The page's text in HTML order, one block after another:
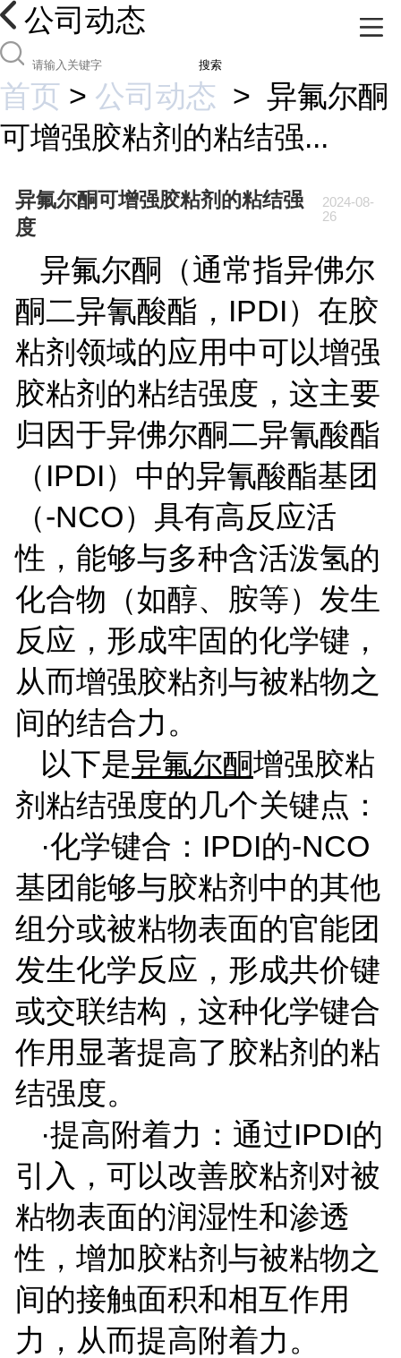
公司动态
搜索
首页 > 公司动态 > 异氟尔酮
可增强胶粘剂的粘结强...
异氟尔酮可增强胶粘剂的粘结强
度
2024-08-
26
异氟尔酮（通常指异佛尔
酮二异氰酸酯， IPDI）在胶
粘剂领域的应用中可以增强
胶粘剂的粘结强度，这主要
归因于异佛尔酮二异氰酸酯
（ IPDI）中的异氰酸酯基团
（-NCO）具有高反应活
性，能够与多种含活泼氢的
化合物（如醇、胺等）发生
反应，形成牢固的化学键，
从而增强胶粘剂与被粘物之
间的结合力。
以下是异氟尔酮增强胶粘
剂粘结强度的几个关键点：
·化学键合： IPDI的-NCO
基团能够与胶粘剂中的其他
组分或被粘物表面的官能团
发生化学反应，形成共价键
或交联结构，这种化学键合
作用显著提高了胶粘剂的粘
结强度。
·提高附着力：通过IPDI的
引入，可以改善胶粘剂对被
粘物表面的润湿性和渗透
性，增加胶粘剂与被粘物之
间的接触面积和相互作用
力，从而提高附着力。